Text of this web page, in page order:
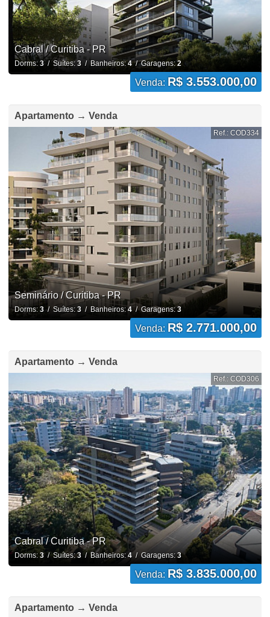
Cabral / Curitiba - PR
Dorms: 3/ Suítes: 3/ Banheiros:4/ Garagens: 2
Venda: R$ 3.553.000,00
Apartamento → Venda
Ref.: COD334
Seminário / Curitiba - PR
Dorms: 3/ Suítes: 3/ Banheiros: 4/ Garagens:3
Venda: R$ 2.771.000,00
Apartamento → Venda
Ref.: COD306
Cabral / Curitiba - PR
Dorms: 3/ Suítes:3/ Banheiros: 4/ Garagens:3
Venda: R$ 3.835.000,00
Apartamento → Venda